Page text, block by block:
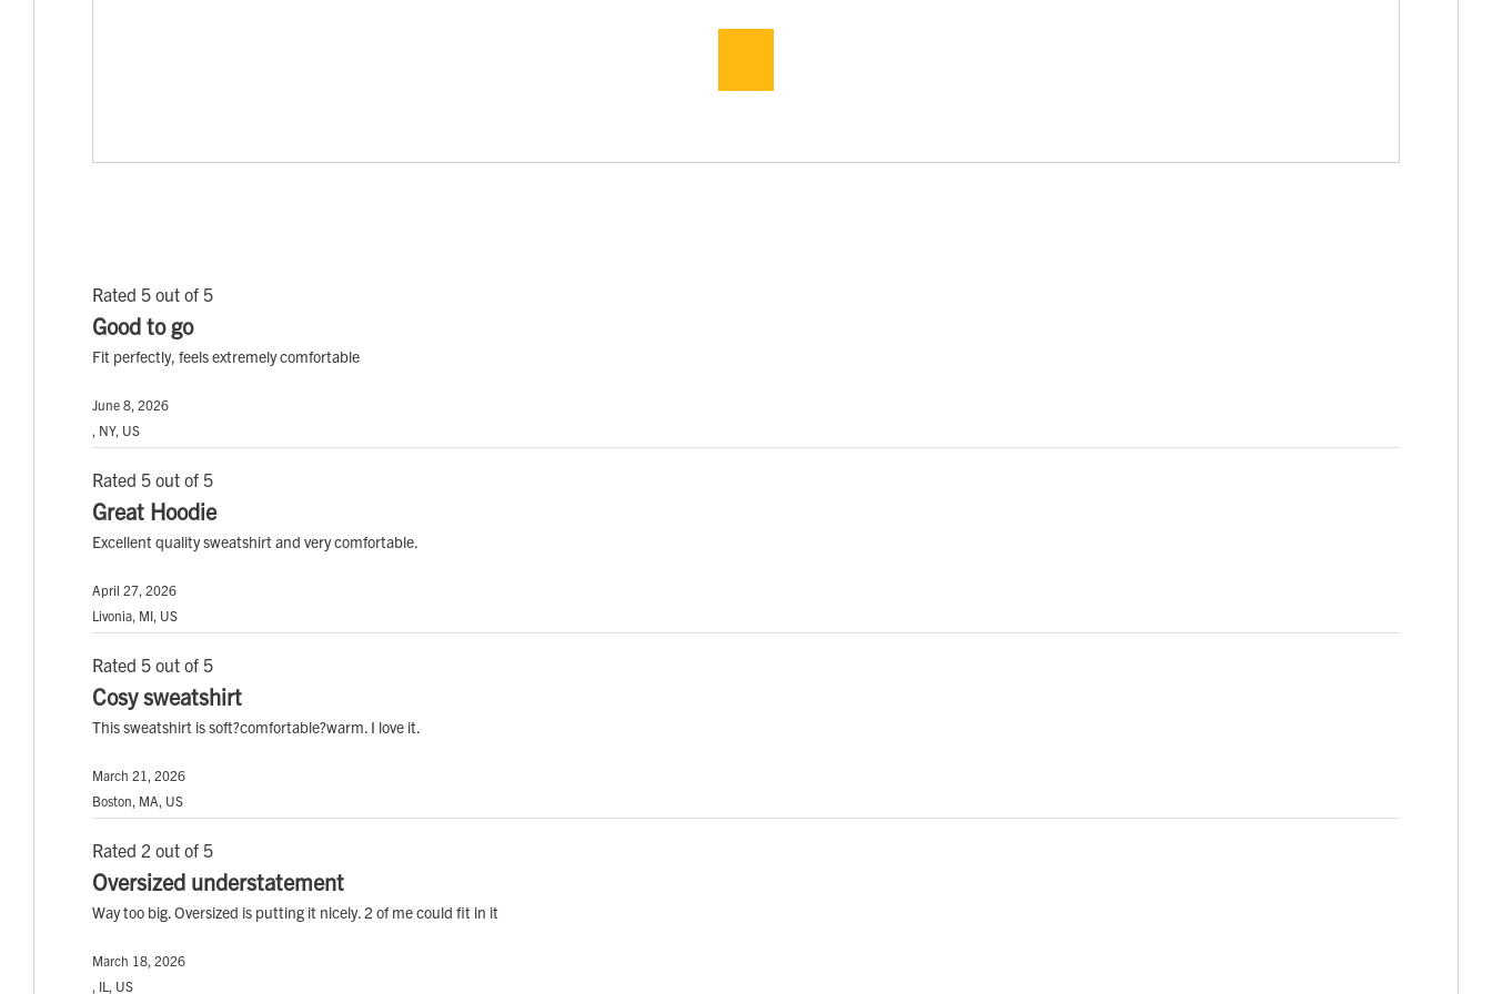
Rated 5 out of 5
Good to go
Fit perfectly, feels extremely comfortable
June 8, 2026
, NY, US
Rated 5 out of 5
Great Hoodie
Excellent quality sweatshirt and very comfortable.
April 27, 2026
Livonia, MI, US
Rated 5 out of 5
Cosy sweatshirt
This sweatshirt is soft?comfortable?warm. I love it.
March 21, 2026
Boston, MA, US
Rated 2 out of 5
Oversized understatement
Way too big. Oversized is putting it nicely. 2 of me could fit in it
March 18, 2026
, IL, US